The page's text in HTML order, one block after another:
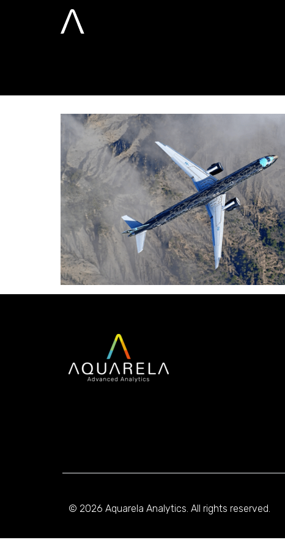
aviation jeta
© 2026 Aquarela Analytics. All rights reserved.